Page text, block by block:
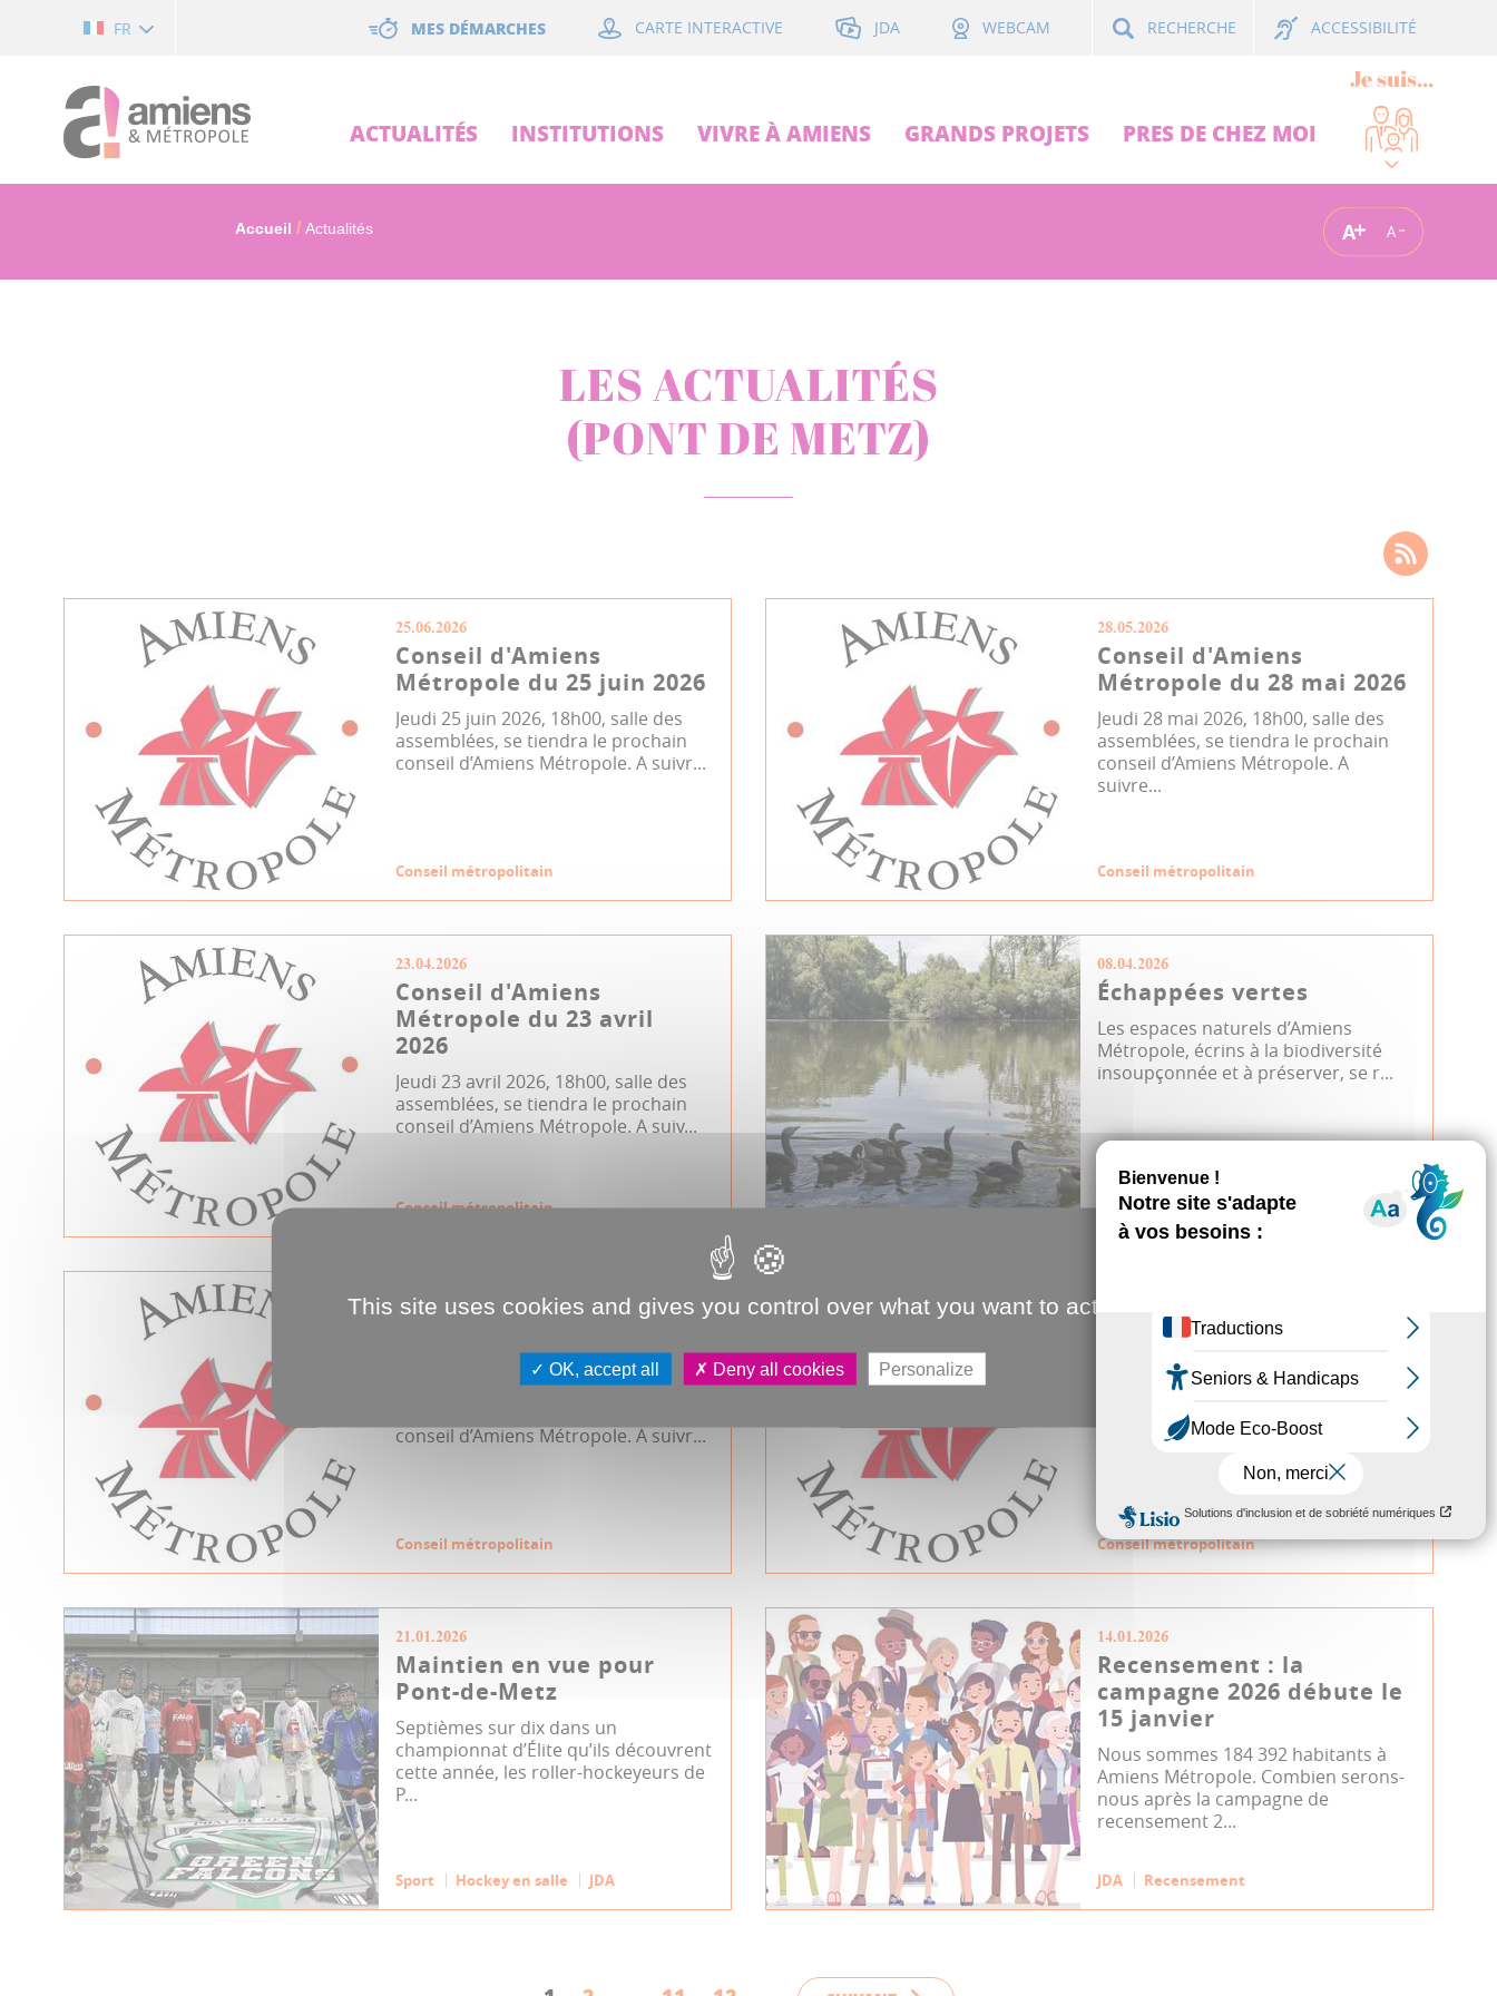
FR MES DÉMARCHES CARTE INTERACTIVE JDA WEBCAM RECHERCHE ACCESSIBILITÉ
ACTUALITÉS INSTITUTIONS VIVRE À AMIENS GRANDS PROJETS PRES DE CHEZ MOI
Je suis...
Accueil Actualités A A
LES ACTUALITÉS
(PONT DE METZ)
25.06.2026
Conseil d'Amiens
Métropole du 25 juin 2026
Jeudi 25 juin 2026, 18h00, salle des
assemblées, se tiendra le prochain
conseil d’Amiens Métropole. A suivr...
Conseil métropolitain
28.05.2026
Conseil d'Amiens
Métropole du 28 mai 2026
Jeudi 28 mai 2026, 18h00, salle des
assemblées, se tiendra le prochain
conseil d’Amiens Métropole. A
suivre...
Conseil métropolitain
23.04.2026
Conseil d'Amiens
Métropole du 23 avril
2026
Jeudi 23 avril 2026, 18h00, salle des
assemblées, se tiendra le prochain
conseil d’Amiens Métropole. A suiv...
Conseil métropolitain
08.04.2026
Échappées vertes
Les espaces naturels d’Amiens
Métropole, écrins à la biodiversité
insoupçonnée et à préserver, se r...
Environnement
Dossier JDA
JDA
07.04.2026
Métropole du 7 avril 2026
Mardi 7 avril 2026, 17h00, salle des
conseil d’Amiens Métropole. A suivr...
Conseil métropolitain
Conseil d'Amiens
Jeudi 12 février 2026, 18h00, salle des
assemblées, se tiendra le prochain
conseil d’Amiens Métropole. A su...
Conseil métropolitain
21.01.2026
Maintien en vue pour
Pont-de-Metz
Septièmes sur dix dans un
championnat d’Élite qu’ils découvrent
cette année, les roller-hockeyeurs de
P...
Sport Hockey en salle JDA
14.01.2026
Recensement : la
campagne 2026 débute le
15 janvier
Nous sommes 184 392 habitants à
Amiens Métropole. Combien serons-
nous après la campagne de
recensement 2...
JDA Recensement
This site uses cookies and gives you control over what you want to activate
OK, accept all Deny all cookies Personalize